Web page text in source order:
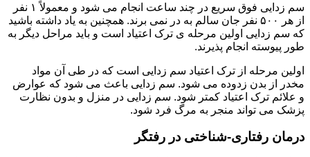
سم زدایی فوق سریع در چند ساعت انجام می شود و معمولاً ۱ نفر
از هر ۵۰۰ نفر جان سالم به در نمی برند. همچنین به یاد داشته باشید
که سم زدایی اولین مرحله ی ترک اعتیاد است و باید مراحل دیگر به
طور پیوسته انجام پذیرند.
اولین مرحله از ترک اعتیاد سم زدایی است که در طی آن مواد
مخدر از بدن زدوده می شود. سم زدایی باعث می شود که عوارض
و علائم ترک اعتیاد کمتر شود. سم زدایی در منزل و بدون نظارت
پزشک می تواند منجر به مرگ فرد شود.
درمان رفتاری-شناختی در رفتگر